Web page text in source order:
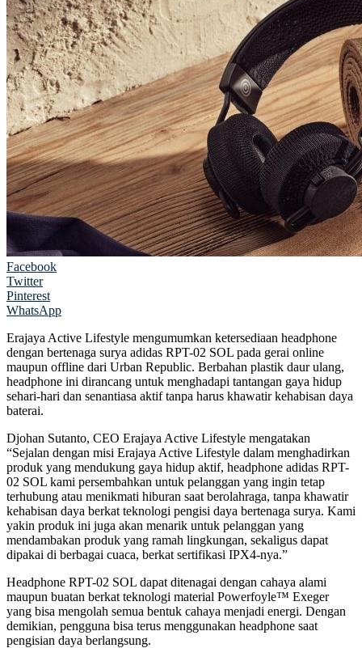
Facebook
Twitter
Pinterest
WhatsApp
Erajaya Active Lifestyle mengumumkan ketersediaan headphone
dengan bertenaga surya adidas RPT-02 SOL pada gerai online
maupun offline dari Urban Republic. Berbahan plastik daur ulang,
headphone ini dirancang untuk menghadapi tantangan gaya hidup
sehari-hari dan senantiasa aktif tanpa harus khawatir kehabisan daya
baterai.
Djohan Sutanto, CEO Erajaya Active Lifestyle mengatakan
“Sejalan dengan misi Erajaya Active Lifestyle dalam menghadirkan
produk yang mendukung gaya hidup aktif, headphone adidas RPT-
02 SOL kami persembahkan untuk pelanggan yang ingin tetap
terhubung atau menikmati hiburan saat berolahraga, tanpa khawatir
kehabisan daya berkat teknologi pengisi daya bertenaga surya. Kami
yakin produk ini juga akan menarik untuk pelanggan yang
mendambakan produk yang ramah lingkungan, sekaligus dapat
dipakai di berbagai cuaca, berkat sertifikasi IPX4-nya.”
Headphone RPT-02 SOL dapat ditenagai dengan cahaya alami
maupun buatan berkat teknologi material Powerfoyle™ Exeger
yang bisa mengolah semua bentuk cahaya menjadi energi. Dengan
demikian, pengguna bisa terus menggunakan headphone saat
pengisian daya berlangsung.